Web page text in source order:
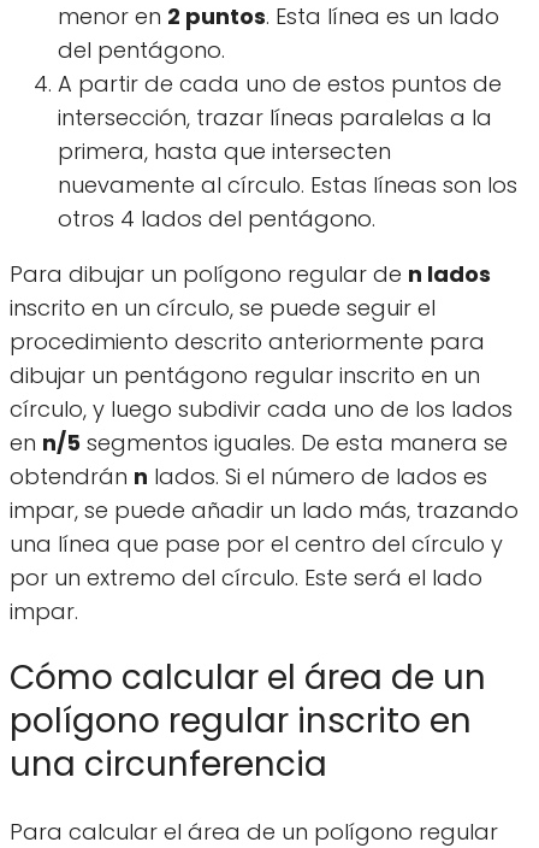
menor en 2 puntos. Esta línea es un lado
del pentágono.
A partir de cada uno de estos puntos de
intersección, trazar líneas paralelas a la
primera, hasta que intersecten
nuevamente al círculo. Estas líneas son los
otros 4 lados del pentágono.
Para dibujar un polígono regular de n lados
inscrito en un círculo, se puede seguir el
procedimiento descrito anteriormente para
dibujar un pentágono regular inscrito en un
círculo, y luego subdivir cada uno de los lados
en n/5 segmentos iguales. De esta manera se
obtendrán n lados. Si el número de lados es
impar, se puede añadir un lado más, trazando
una línea que pase por el centro del círculo y
por un extremo del círculo. Este será el lado
impar.
Cómo calcular el área de un
polígono regular inscrito en
una circunferencia
Para calcular el área de un polígono regular